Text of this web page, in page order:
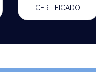
CERTIFICADO